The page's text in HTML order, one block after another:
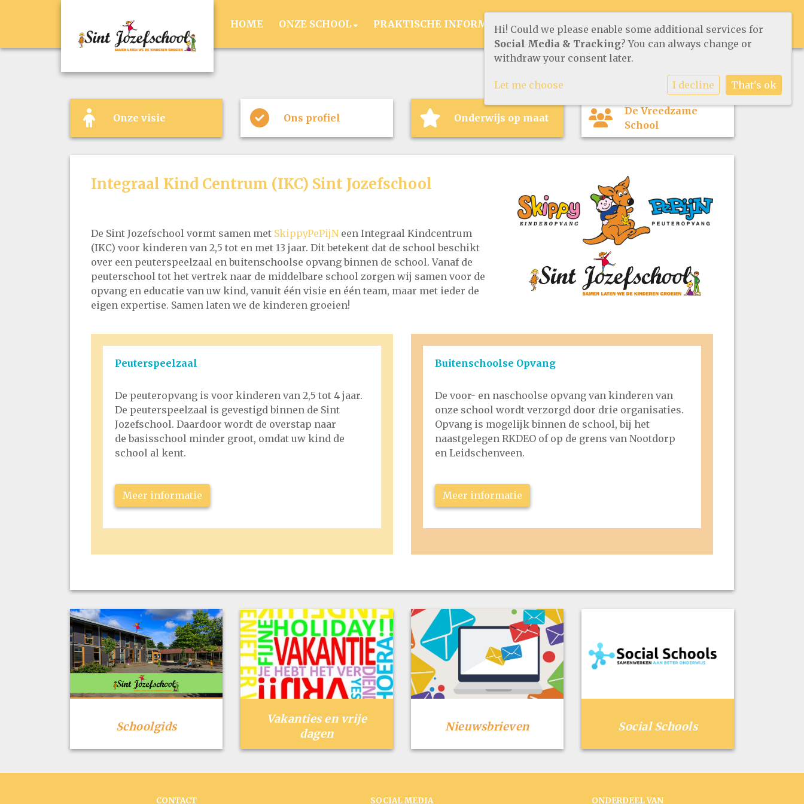
HOME ONZE SCHOOL PRAKTISCHE INFORMATIE ORGANISATIE CONTACT
Onze visie Ons profiel Onderwijs op maat
De Vreedzame
School
Integraal Kind Centrum (IKC) Sint Jozefschool
De Sint Jozefschool vormt samen met SkippyPePijNeen Integraal Kindcentrum
(IKC) voor kinderen van 2,5 tot en met 13 jaar. Dit betekent dat de school beschikt
over een peuterspeelzaal en buitenschoolse opvang binnen de school. Vanaf de
peuterschool tot het vertrek naar de middelbare school zorgen wij samen voor de
opvang en educatie van uw kind, vanuit één visie en één team, maar met ieder de
eigen expertise. Samen laten we de kinderen groeien!
Peuterspeelzaal
De peuteropvang is voor kinderen van 2,5 tot 4 jaar.
De peuterspeelzaal is gevestigd binnen de Sint
Jozefschool. Daardoor wordt de overstap naar
de basisschool minder groot, omdat uw kind de
school al kent.
Meer informatie
Buitenschoolse Opvang
De voor- en naschoolse opvang van kinderen van
onze school wordt verzorgd door drie organisaties.
Opvang is mogelijk binnen de school, bij het
naastgelegen RKDEO of op de grens van Nootdorp
en Leidschenveen.
Meer informatie
Schoolgids
Vakanties en vrije
dagen
Nieuwsbrieven Social Schools
CONTACT SOCIAL MEDIA ONDERDEEL VAN
Hi! Could we please enable some additional services for
Social Media & Tracking? You can always change or
withdraw your consent later.
Let me choose I decline That's ok